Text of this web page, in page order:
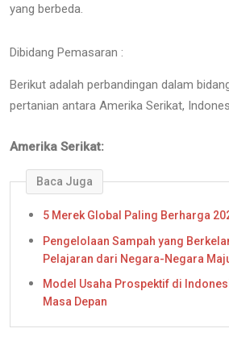
yang berbeda.
Dibidang Pemasaran :
Berikut adalah perbandingan dalam
pertanian antara Amerika Serikat,
Amerika Serikat:
Baca Juga
5 Merek Global Paling Berharga
Pengelolaan Sampah yang
Pelajaran dari Negara-Negara
Model Usaha Prospektif di
Masa Depan